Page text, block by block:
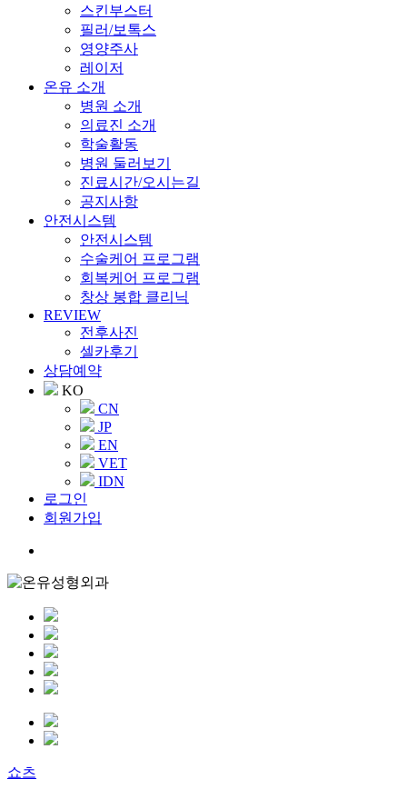
스킨부스터
필러/보톡스
영양주사
레이저
온유 소개
병원 소개
의료진 소개
학술활동
병원 둘러보기
진료시간/오시는길
공지사항
안전시스템
안전시스템
수술케어 프로그램
회복케어 프로그램
창상 봉합 클리닉
REVIEW
전후사진
셀카후기
상담예약
KO
CN
JP
EN
VET
IDN
로그인
회원가입
쇼츠